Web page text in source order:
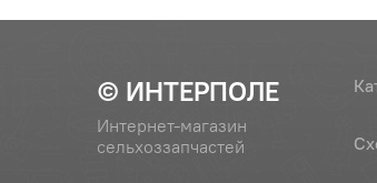
© ИНТЕРПОЛЕ
Интернет-магазин
сельхоззапчастей